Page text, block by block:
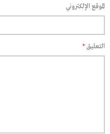
الموقع الإلكتروني
التعليق*